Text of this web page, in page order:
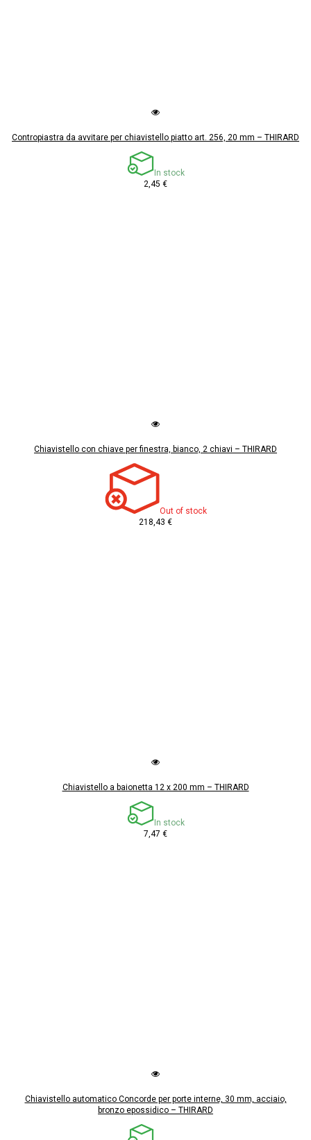
Contropiastra da avvitare per chiavistello piatto art. 256, 20 mm – THIRARD
In stock
2,45 €
Chiavistello con chiave per finestra, bianco, 2 chiavi – THIRARD
Out of stock
218,43 €
Chiavistello a baionetta 12 x 200 mm – THIRARD
In stock
7,47 €
Chiavistello automatico Concorde per porte interne, 30 mm, acciaio,
bronzo epossidico – THIRARD